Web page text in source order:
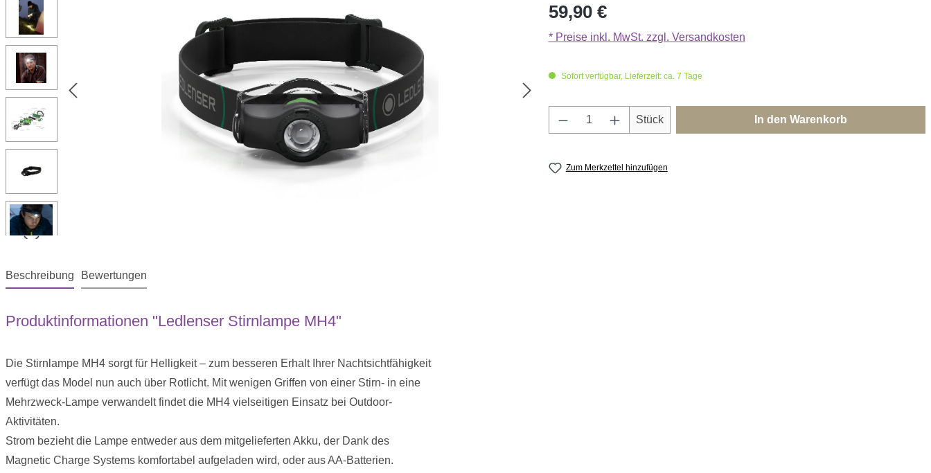
Regulärer Preis:
59,90 €
* Preise inkl. MwSt. zzgl. Versandkosten
Sofort verfügbar, Lieferzeit: ca. 7 Tage
Produkt Anzahl: Gib den gewünschten Wert ein
Stück In den Warenkorb
Zum Merkzettel hinzufügen
Beschreibung Bewertungen
Produktinformationen "Ledlenser Stirnlampe MH4"
Die Stirnlampe MH4 sorgt für Helligkeit – zum besseren Erhalt Ihrer Nachtsichtfähigkeit
verfügt das Model nun auch über Rotlicht. Mit wenigen Griffen von einer Stirn- in eine
Mehrzweck-Lampe verwandelt findet die MH4 vielseitigen Einsatz bei Outdoor-
Aktivitäten.
Strom bezieht die Lampe entweder aus dem mitgelieferten Akku, der Dank des
Magnetic Charge Systems komfortabel aufgeladen wird, oder aus AA-Batterien.